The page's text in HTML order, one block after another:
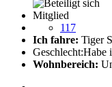
Mitglied
117
Ich fahre: Tiger
Geschlecht:Habe
Wohnbereich: